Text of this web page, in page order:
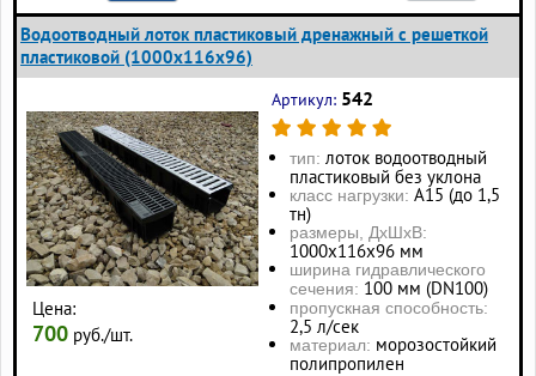
Водоотводный лоток пластиковый дренажный с решеткой
пластиковой (1000x116x96)
Цена:
700 руб./шт.
Артикул: 542
тип: лоток водоотводный
пластиковый без уклона
класс нагрузки: А15 (до 1,5
тн)
размеры, ДхШхВ:
1000х116х96 мм
ширина гидравлического
сечения: 100 мм (DN100)
пропускная способность:
2,5 л/сек
материал: морозостойкий
полипропилен